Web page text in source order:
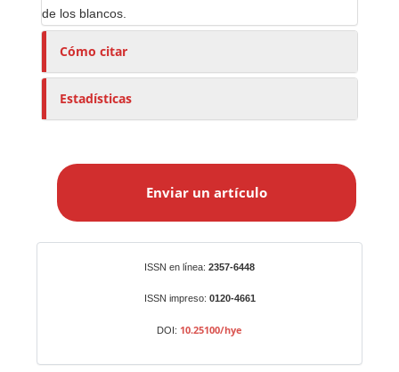
de los blancos.
Cómo citar
Estadísticas
a
t
Enviar un artículo
ISSN en línea: 2357-6448
ISSN impreso: 0120-4661
DOI: 10.25100/hye